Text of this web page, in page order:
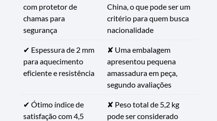
com protetor de
chamas para
segurança
China, o que pode ser um
critério para quem busca
nacionalidade
✔ Espessura de 2 mm
para aquecimento
eficiente e resistência
✘ Uma embalagem
apresentou pequena
amassadura em peça,
segundo avaliações
✔ Ótimo índice de
satisfação com 4,5
✘ Peso total de 5,2 kg
pode ser considerado